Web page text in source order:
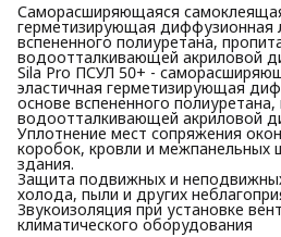
Саморасширяющаяся
герметизирующая диффузионная
вспененного полиуретана,
водоотталкивающей акриловой
Sila Pro ПСУЛ 50+ -
эластичная герметизирующая
основе вспененного полиуретана,
водоотталкивающей акриловой
Уплотнение мест сопряжения
коробок, кровли и межпанельных
здания.
Защита подвижных и
холода, пыли и других
Звукоизоляция при установке
климатического оборудования